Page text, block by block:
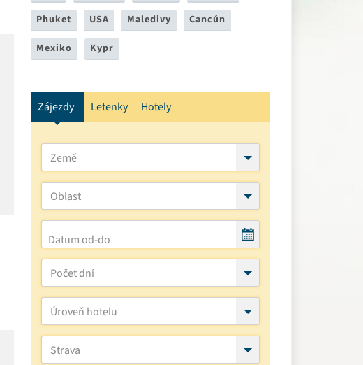
Phuket USA Maledivy Cancún
Mexiko Kypr
Zájezdy Letenky Hotely
Země
Oblast
Počet dní
Úroveň hotelu
Strava